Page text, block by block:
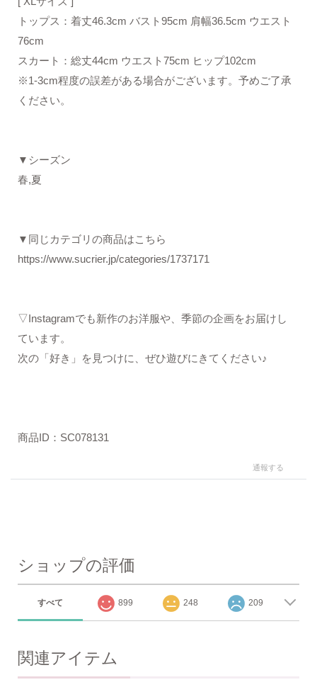
トップス：着丈46.3cm バスト95cm 肩幅36.5cm ウエスト
76cm
スカート：総丈44cm ウエスト75cm ヒップ102cm
※1-3cm程度の誤差がある場合がございます。予めご了承
ください。
▼シーズン
春,夏
▼同じカテゴリの商品はこちら
https://www.sucrier.jp/categories/1737171
▽Instagramでも新作のお洋服や、季節の企画をお届けし
ています。
次の「好き」を見つけに、ぜひ遊びにきてください♪
商品ID：SC078131
通報する
ショップの評価
すべて 899 248 209
関連アイテム